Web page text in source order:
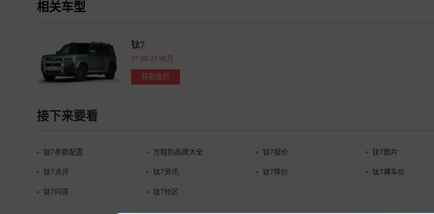
相关车型
钛7
17.98-23.98万
获取底价
接下来要看
钛7参数配置 方程豹品牌大全 钛7报价
钛7图片
钛7点评
钛7资讯 钛7降价
钛7裸车价
钛7问答
钛7社区